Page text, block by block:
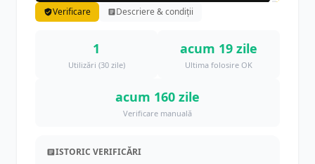
Verificare Descriere & condiții
1
Utilizări (30 zile)
acum 19 zile
Ultima folosire OK
acum 160 zile
Verificare manuală
ISTORIC VERIFICĂRI